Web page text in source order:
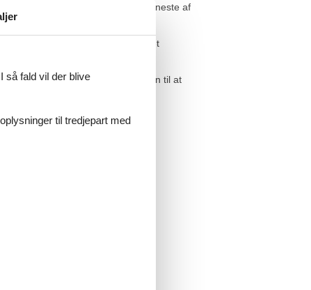
Vi står inde for at der ikke er ét eneste af
hele differencen i prisen. Beløbet
personer, er du meget velkommen til at
så fald vil der blive
til tredjepart med